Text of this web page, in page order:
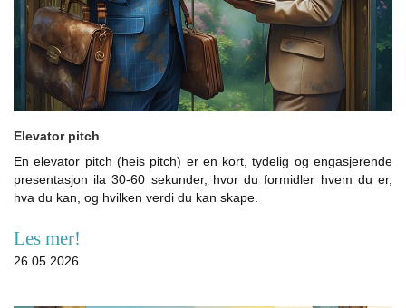
Elevator pitch
En elevator pitch (heis pitch) er en kort, tydelig og engasjerende
presentasjon ila 30-60 sekunder, hvor du formidler hvem du er,
hva du kan, og hvilken verdi du kan skape.
Les mer!
26.05.2026